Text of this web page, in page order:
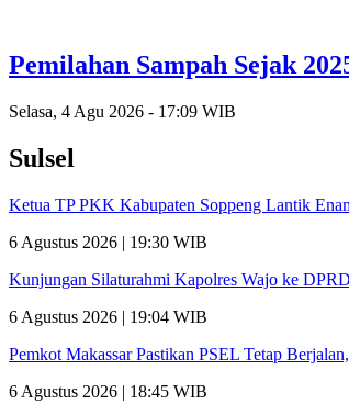
Pemilahan Sampah Sejak
Selasa, 4 Agu 2026 - 17:09 WIB
Sulsel
Ketua TP PKK Kabupaten Soppeng Lantik
6 Agustus 2026 | 19:30 WIB
Kunjungan Silaturahmi Kapolres Wajo ke DPRD
6 Agustus 2026 | 19:04 WIB
Pemkot Makassar Pastikan PSEL Tetap
6 Agustus 2026 | 18:45 WIB